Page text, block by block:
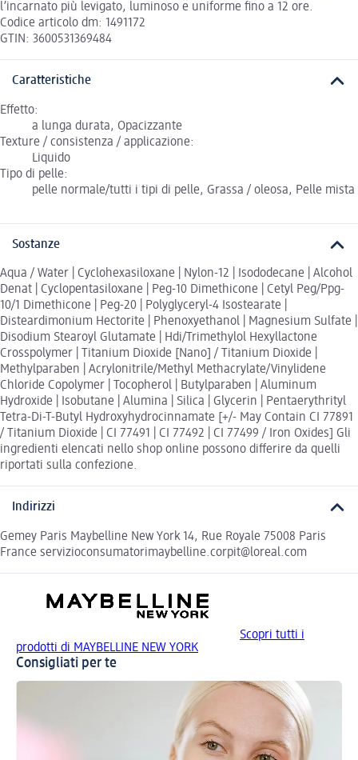
l’incarnato più levigato, luminoso e uniforme fino a 12 ore.
Codice articolo dm: 1491172
GTIN: 3600531369484
Caratteristiche
Effetto:
a lunga durata, Opacizzante
Texture / consistenza / applicazione:
Liquido
Tipo di pelle:
pelle normale/tutti i tipi di pelle, Grassa / oleosa, Pelle mista
Sostanze
Aqua / Water | Cyclohexasiloxane | Nylon-12 | Isododecane | Alcohol
Denat | Cyclopentasiloxane | Peg-10 Dimethicone | Cetyl Peg/Ppg-
10/1 Dimethicone | Peg-20 | Polyglyceryl-4 Isostearate |
Disteardimonium Hectorite | Phenoxyethanol | Magnesium Sulfate |
Disodium Stearoyl Glutamate | Hdi/Trimethylol Hexyllactone
Crosspolymer | Titanium Dioxide [Nano] / Titanium Dioxide |
Methylparaben | Acrylonitrile/Methyl Methacrylate/Vinylidene
Chloride Copolymer | Tocopherol | Butylparaben | Aluminum
Hydroxide | Isobutane | Alumina | Silica | Glycerin | Pentaerythrityl
Tetra-Di-T-Butyl Hydroxyhydrocinnamate [+/- May Contain CI 77891
/ Titanium Dioxide | CI 77491 | CI 77492 | CI 77499 / Iron Oxides] Gli
ingredienti elencati nello shop online possono differire da quelli
riportati sulla confezione.
Indirizzi
Gemey Paris Maybelline New York 14, Rue Royale 75008 Paris
France servizioconsumatorimaybelline.corpit@loreal.com
Scopri tutti i
prodotti di MAYBELLINE NEW YORK
Consigliati per te